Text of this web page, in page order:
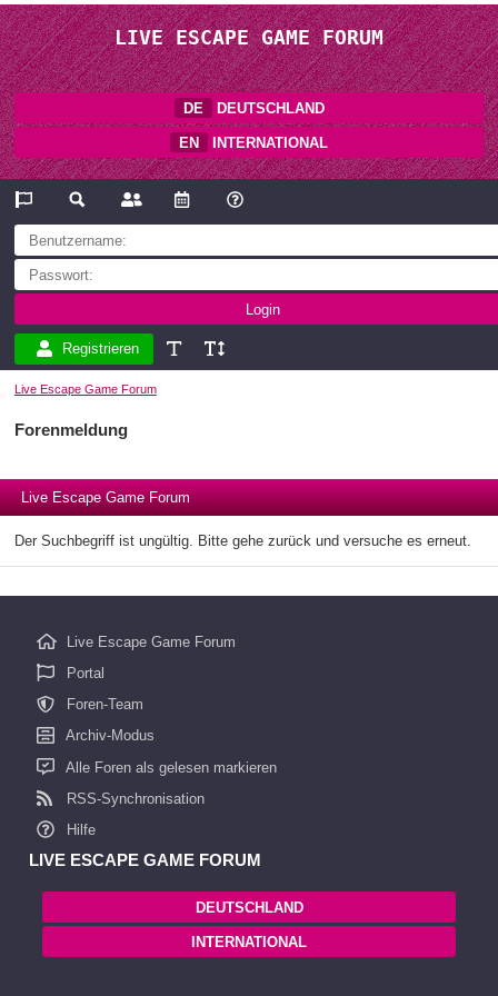
LIVE ESCAPE GAME FORUM
DE DEUTSCHLAND
EN INTERNATIONAL
Registrieren
Live Escape Game Forum
Forenmeldung
Live Escape Game Forum
Der Suchbegriff ist ungültig. Bitte gehe zurück und versuche es erneut.
Live Escape Game Forum
Portal
Foren-Team
Archiv-Modus
Alle Foren als gelesen markieren
RSS-Synchronisation
Hilfe
LIVE ESCAPE GAME FORUM
DEUTSCHLAND
INTERNATIONAL